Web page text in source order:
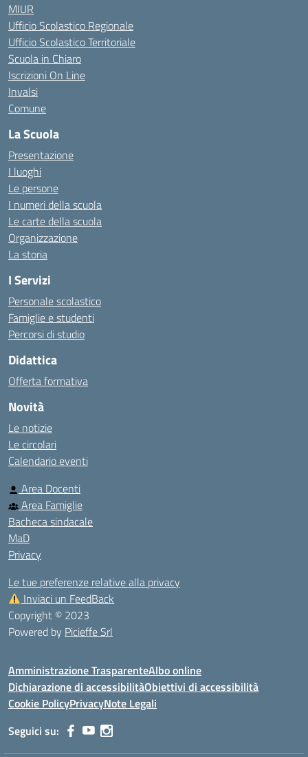
MIUR
Ufficio Scolastico Regionale
Ufficio Scolastico Territoriale
Scuola in Chiaro
Iscrizioni On Line
Invalsi
Comune
La Scuola
Presentazione
I luoghi
Le persone
I numeri della scuola
Le carte della scuola
Organizzazione
La storia
I Servizi
Personale scolastico
Famiglie e studenti
Percorsi di studio
Didattica
Offerta formativa
Novità
Le notizie
Le circolari
Calendario eventi
Area Docenti
Area Famiglie
Bacheca sindacale
MaD
Privacy
Le tue preferenze relative alla privacy
Inviaci un FeedBack
Copyright © 2023
Powered by Picieffe Srl
Amministrazione TrasparenteAlbo online
Dichiarazione di accessibilitàObiettivi di accessibilità
Cookie PolicyPrivacyNote Legali
Seguici su: